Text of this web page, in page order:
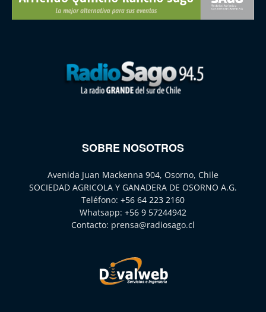
SOBRE NOSOTROS
Avenida Juan Mackenna 904, Osorno, Chile
SOCIEDAD AGRICOLA Y GANADERA DE OSORNO A.G.
Teléfono: +56 64 223 2160
Whatsapp: +56 9 57244942
Contacto: prensa@radiosago.cl